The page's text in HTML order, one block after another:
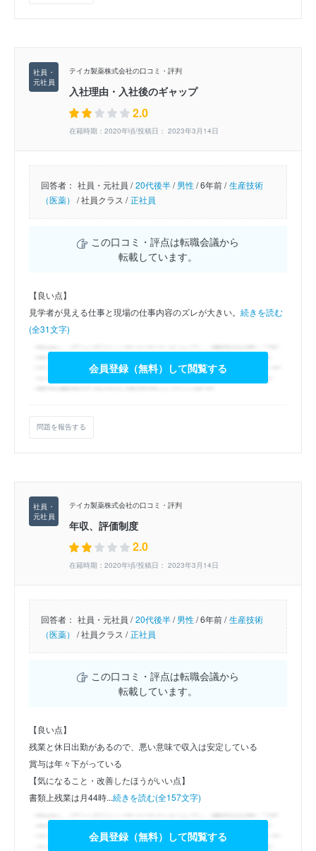
テイカ製薬株式会社の口コミ・評判
入社理由・入社後のギャップ
2.0
在籍時期：2020年頃/投稿日： 2023年3月14日
回答者： 社員・元社員 / 20代後半/男性/6年前 / 生産技術
（医薬） /社員クラス / 正社員
この口コミ・評点は転職会議から
転載しています。
【良い点】
見学者が見える仕事と現場の仕事内容のズレが大きい。 続きを読む
(全31文字)
会員登録（無料）して閲覧する
問題を報告する
テイカ製薬株式会社の口コミ・評判
年収、評価制度
2.0
在籍時期：2020年頃/投稿日： 2023年3月14日
回答者： 社員・元社員 / 20代後半/男性/6年前 / 生産技術
（医薬） /社員クラス / 正社員
この口コミ・評点は転職会議から
転載しています。
【良い点】
残業と休日出勤があるので、悪い意味で収入は安定している
賞与は年々下がっている
【気になること・改善したほうがいい点】
書類上残業は月44時...続きを読む(全157文字)
会員登録（無料）して閲覧する